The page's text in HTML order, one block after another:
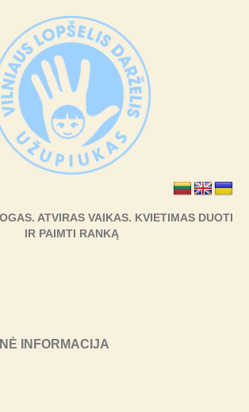
ATVIRAS VAIKAS. KVIETIMAS DUOTI
IR PAIMTI RANKĄ
INFORMACIJA